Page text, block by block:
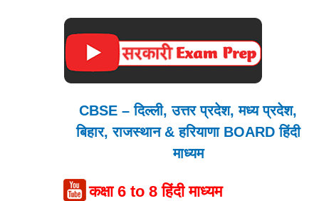
CBSE – दिल्ली, उत्तर प्रदेश, मध्य प्रदेश,
बिहार, राजस्थान & हरियाणा BOARD हिंदी
माध्यम
कक्षा 6 to 8 हिंदी माध्यम